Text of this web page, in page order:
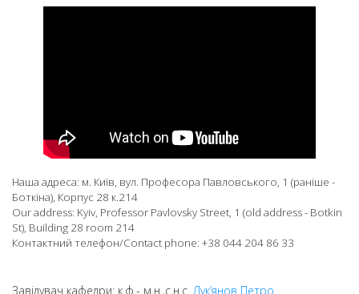
Наша адреса: м. Київ, вул. Професора Павловського, 1 (раніше -
Боткіна), Корпус 28 к.214
Our address: Kyiv, Professor Pavlovsky Street, 1 (old address - Botkin
St), Building 28 room 214
Контактний телефон/Contact phone: +38 044 204 86 33
Завідувач кафедри: к.ф.- м.н.,с.н.с. Лук’янов Петро